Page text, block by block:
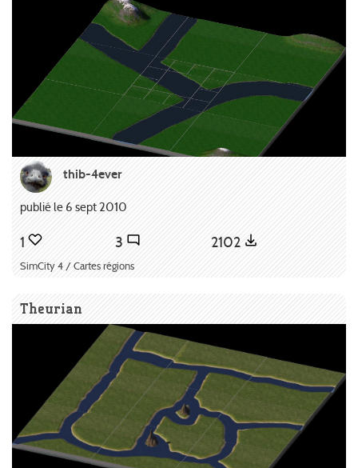
thib-4ever
publié le 6 sept 2010
1 3 2102
SimCity 4 / Cartes régions
Theurian